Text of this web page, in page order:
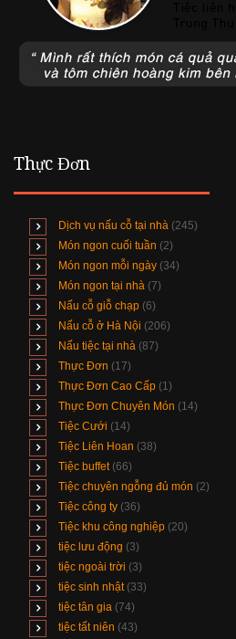
Thực Đơn
Dịch vụ nấu cỗ tại nhà (245)
Món ngon cuối tuần (2)
Món ngon mỗi ngày (34)
Món ngon tại nhà (7)
Nấu cỗ giỗ chạp (6)
Nấu cỗ ở Hà Nội (206)
Nấu tiệc tại nhà (87)
Thực Đơn (17)
Thực Đơn Cao Cấp (1)
Thực Đơn Chuyên Món (14)
Tiệc Cưới (14)
Tiệc Liên Hoan (38)
Tiệc buffet (66)
Tiệc chuyên ngỗng đủ món (2)
Tiệc công ty (36)
Tiệc khu công nghiệp (20)
tiệc lưu động (3)
tiệc ngoài trời (3)
tiệc sinh nhật (33)
tiệc tân gia (74)
tiệc tất niên (43)